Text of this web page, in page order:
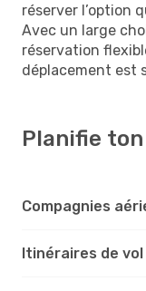
réserver l’option
Avec un large
réservation
déplacement est
Planifie
Compagnies
Itinéraires de